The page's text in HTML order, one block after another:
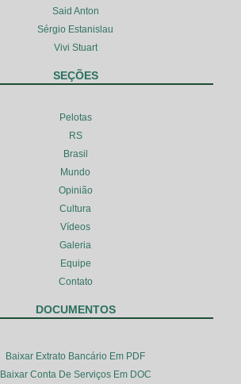
Said Anton
Sérgio Estanislau
Vivi Stuart
SEÇÕES
Pelotas
RS
Brasil
Mundo
Opinião
Cultura
Vídeos
Galeria
Equipe
Contato
DOCUMENTOS
Baixar Extrato Bancário Em PDF
Baixar Conta De Serviços Em DOC